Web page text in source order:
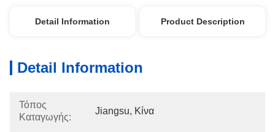
Detail Information Product Description
Detail Information
Τόπος
Καταγωγής:
Jiangsu, Κίνα